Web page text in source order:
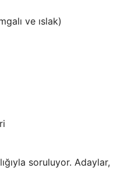
ve ıslak)
soruluyor. Adaylar,